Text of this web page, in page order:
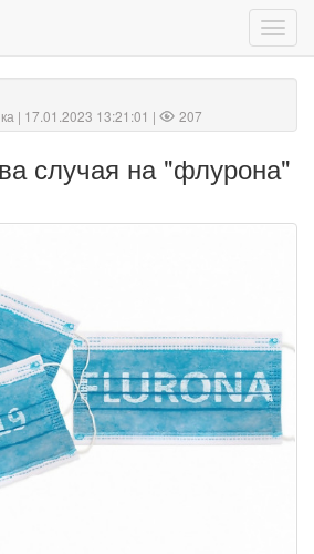
| 17.01.2023 13:21:01 | 207
случая на "флурона"